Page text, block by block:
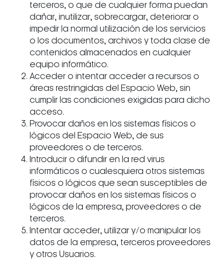
terceros, o que de cualquier forma puedan
dañar, inutilizar, sobrecargar, deteriorar o
impedir la normal utilización de los servicios
o los documentos, archivos y toda clase de
contenidos almacenados en cualquier
equipo informático.
Acceder o intentar acceder a recursos o
áreas restringidas del Espacio Web, sin
cumplir las condiciones exigidas para dicho
acceso.
Provocar daños en los sistemas físicos o
lógicos del Espacio Web, de sus
proveedores o de terceros.
Introducir o difundir en la red virus
informáticos o cualesquiera otros sistemas
físicos o lógicos que sean susceptibles de
provocar daños en los sistemas físicos o
lógicos de la empresa, proveedores o de
terceros.
Intentar acceder, utilizar y/o manipular los
datos de la empresa, terceros proveedores
y otros Usuarios.